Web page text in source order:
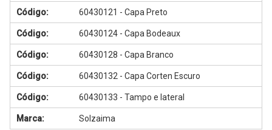
Código: 60430121 - Capa Preto
Código: 60430124 - Capa Bodeaux
Código: 60430128 - Capa Branco
Código: 60430132 - Capa Corten Escuro
Código: 60430133 - Tampo e lateral
Marca: Solzaima